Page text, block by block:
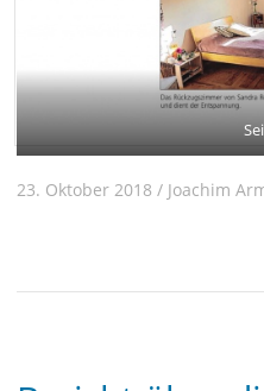
23. Oktober 2018 / Joachim